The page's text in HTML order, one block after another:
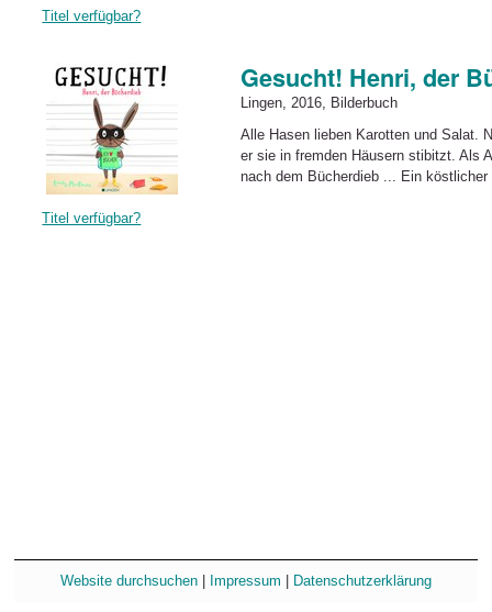
Titel verfügbar?
Titel verfügbar?
Gesucht! Henri, der
Lingen, 2016, Bilderbuch
Alle Hasen lieben Karotten und Salat.
er sie in fremden Häusern stibitzt. Als
nach dem Bücherdieb ... Ein
Website durchsuchen Impressum Datenschutzerklärung